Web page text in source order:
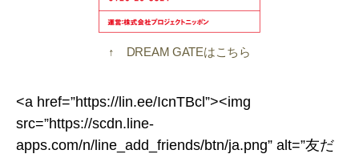
↑ DREAM GATEはこちら
<a href=”https://lin.ee/IcnTBcl”><img
src=”https://scdn.line-
apps.com/n/line_add_friends/btn/ja.png” alt=”友だ